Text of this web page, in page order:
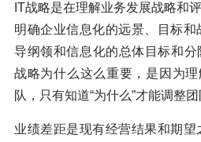
IT战略是在理解业务发展战略和
明确企业信息化的远景、目标
导纲领和信息化的总体目标和
战略为什么这么重要，是因为理
队，只有知道“为什么”才能调整
业绩差距是现有经营结果和期